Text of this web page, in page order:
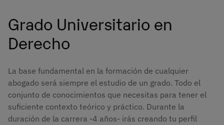
Grado Universitario en
Derecho
La base fundamental en la formación de cualquier
abogado será siempre el estudio de un grado. Todo el
conjunto de conocimientos que necesitas para tener el
suficiente contexto teórico y práctico. Durante la
duración de la carrera -4 años- irás creando tu perfil